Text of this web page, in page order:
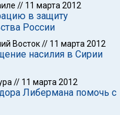
// 11 марта 2012
в защиту
России
Восток// 11 марта 2012
насилия в Сирии
// 11 марта 2012
Либермана помочь с